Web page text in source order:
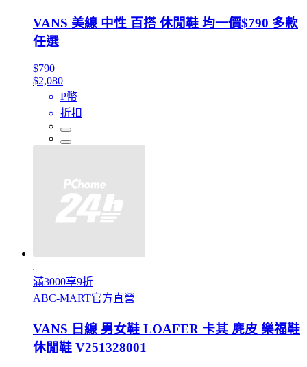
VANS 美線 中性 百搭 休閒鞋 均一價$790 多款
任選
$790
$2,080
P幣
折扣
滿3000享9折
ABC-MART官方直營
VANS 日線 男女鞋 LOAFER 卡其 麂皮 樂福鞋
休閒鞋 V251328001